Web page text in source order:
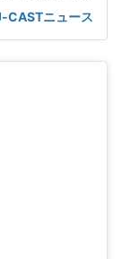
CASTニュース